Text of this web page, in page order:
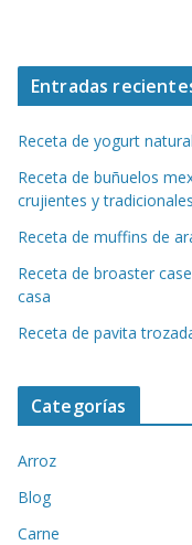
Entradas
Receta de yogurt
Receta de buñuelos
crujientes y tradicionales
Receta de muffins de
Receta de broaster
casa
Receta de pavita
Categorías
Arroz
Blog
Carne